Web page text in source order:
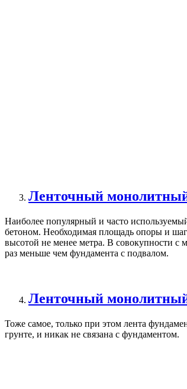
Ленточный
Наиболее популярный и часто
бетоном. Необходимая площадь опоры и шаг
высотой не менее метра. В совокупности с
раз меньше чем фундамента с подвалом.
Ленточный
Тоже самое, только при этом лента
грунте, и никак не связана с фундаментом.